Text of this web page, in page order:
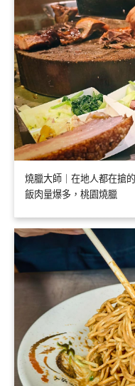
燒臘大師｜在地人都在搶
飯肉量爆多，桃園燒臘